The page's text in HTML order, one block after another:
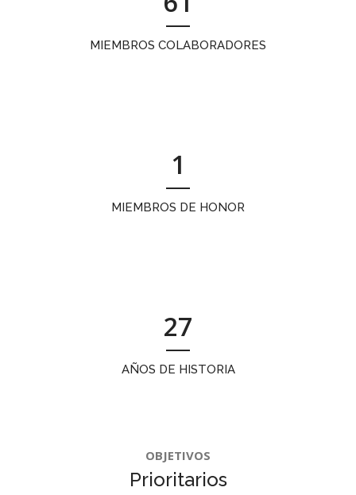
MIEMBROS COLABORADORES
1
MIEMBROS DE HONOR
27
AÑOS DE HISTORIA
OBJETIVOS
Prioritarios